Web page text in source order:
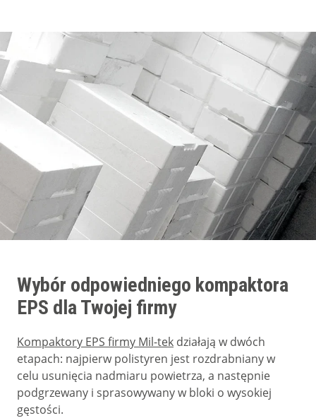
Wybór odpowiedniego kompaktora
EPS dla Twojej firmy
Kompaktory EPS firmy Mil-tek działają w dwóch
etapach: najpierw polistyren jest rozdrabniany w
celu usunięcia nadmiaru powietrza, a następnie
podgrzewany i sprasowywany w bloki o wysokiej
gęstości.